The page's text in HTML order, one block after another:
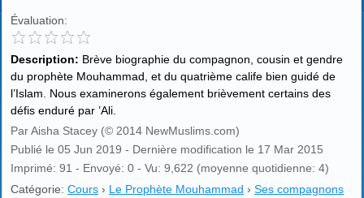
Évaluation:
Description: Brève biographie du compagnon, cousin et gendre
du prophète Mouhammad, et du quatrième calife bien guidé de
l’Islam. Nous examinerons également brièvement certains des
défis enduré par ’Ali.
Par Aisha Stacey (© 2014 NewMuslims.com)
Publié le 05 Jun 2019 - Dernière modification le 17 Mar 2015
Imprimé: 91 - Envoyé: 0 - Vu: 9,622 (moyenne quotidienne: 4)
Catégorie: Cours › Le Prophète Mouhammad › Ses compagnons